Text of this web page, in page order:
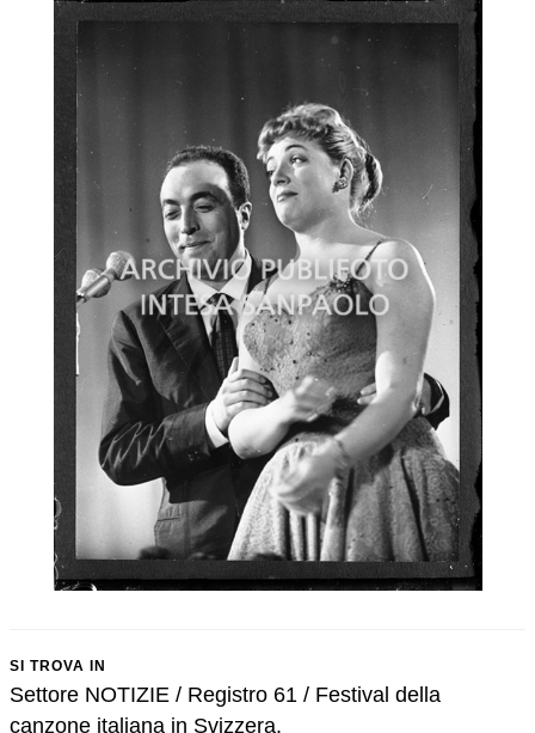
SI TROVA IN
Settore NOTIZIE / Registro 61 / Festival della
canzone italiana in Svizzera.